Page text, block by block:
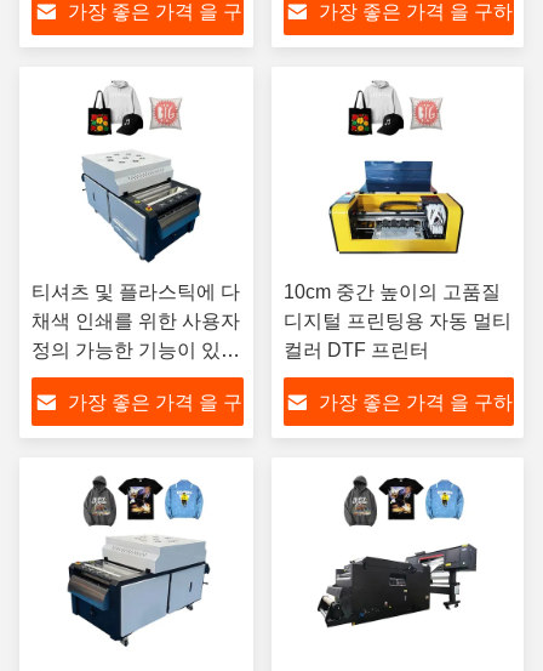
가장 좋은 가격 을 구 가장 좋은 가격 을 구하
티셔츠 및 플라스틱에 다
채색 인쇄를 위한 사용자
정의 가능한 기능이 있는
고정도 DTF 프린터
가장 좋은 가격 을 구
10cm 중간 높이의 고품질
디지털 프린팅용 자동 멀티
컬러 DTF 프린터
가장 좋은 가격 을 구하